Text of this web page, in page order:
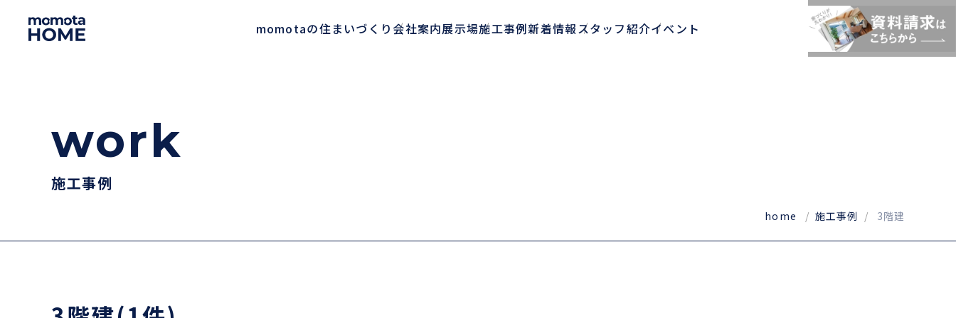
momotaの住まいづくり 会社案内展示場施工事例新着情報スタッフ紹介イベント
work
施工事例
home / 施工事例 / 3階建